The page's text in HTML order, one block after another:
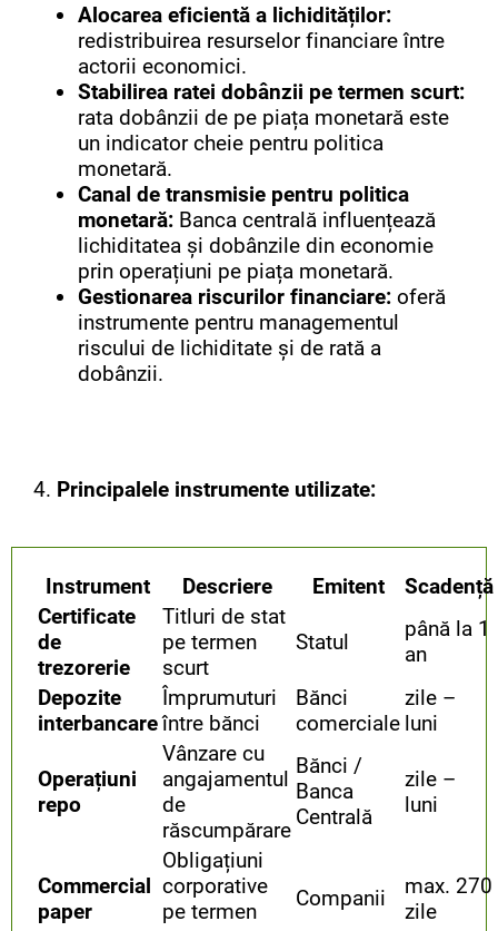
Alocarea eficientă a lichidităților:
redistribuirea resurselor financiare între
actorii economici.
Stabilirea ratei dobânzii pe termen scurt:
rata dobânzii de pe piața monetară este
un indicator cheie pentru politica
monetară.
Canal de transmisie pentru politica
monetară: Banca centrală influențează
lichiditatea și dobânzile din economie
prin operațiuni pe piața monetară.
Gestionarea riscurilor financiare: oferă
instrumente pentru managementul
riscului de lichiditate și de rată a
dobânzii.
4. Principalele instrumente utilizate:
Instrument Descriere Emitent
Scadență
Certificate
de
trezorerie
Titluri de stat
pe termen
scurt
Statul
până la 1
an
Depozite
interbancare
Împrumuturi
între bănci
Bănci
comerciale
zile –
luni
Operațiuni
repo
Vânzare cu
angajamentul
de
răscumpărare
Bănci /
Banca
Centrală
zile –
luni
Commercial
paper
Obligațiuni
corporative
pe termen
Companii
max. 270
zile